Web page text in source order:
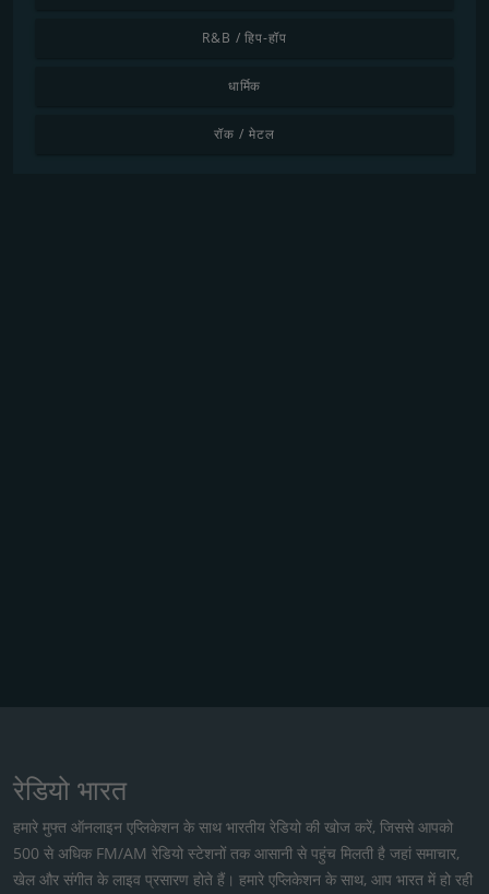
R&B / हिप-हॉप
धार्मिक
रॉक / मेटल
रेडियो भारत
हमारे मुफ्त ऑनलाइन एप्लिकेशन के साथ भारतीय रेडियो की खोज करें, जिससे आपको
500 से अधिक FM/AM रेडियो स्टेशनों तक आसानी से पहुंच मिलती है जहां समाचार,
खेल और संगीत के लाइव प्रसारण होते हैं। हमारे एप्लिकेशन के साथ, आप भारत में हो रही